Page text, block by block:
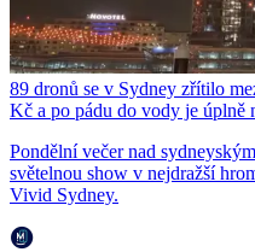
89 dronů se v Sydney zřítilo
Kč a po pádu do vody je úplně
Pondělní večer nad
světelnou show v nejdražší
Vivid Sydney.